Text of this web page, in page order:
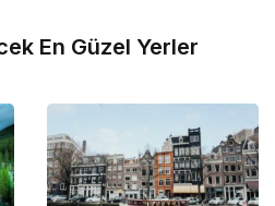
En Güzel Yerler